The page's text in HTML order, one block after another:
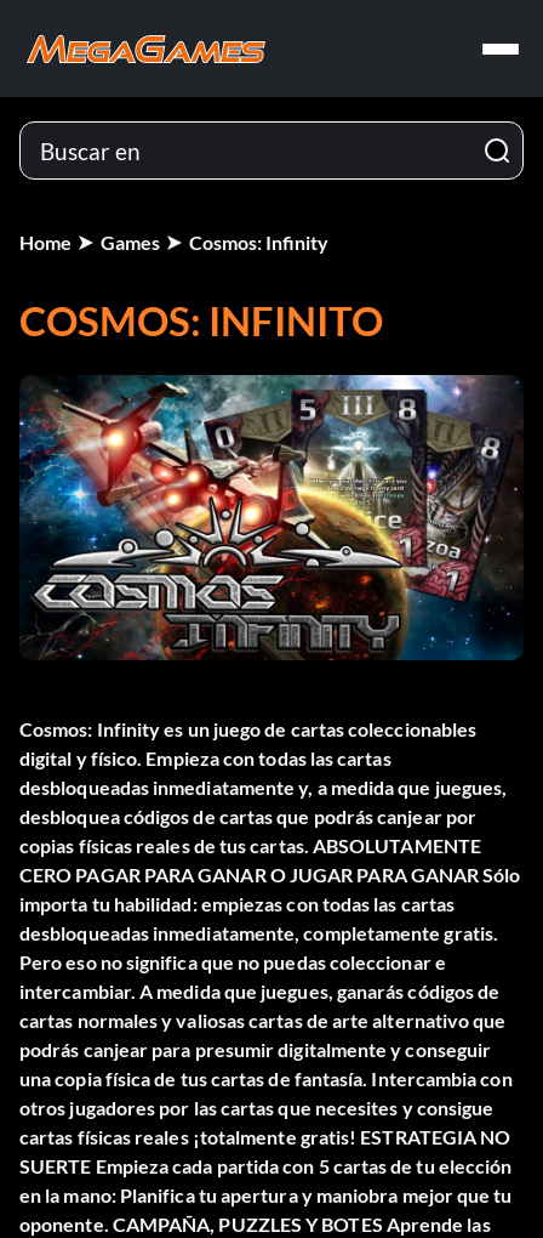
Home Games Cosmos: Infinity
COSMOS: INFINITO
Cosmos: Infinity es un juego de cartas coleccionables
digital y físico. Empieza con todas las cartas
desbloqueadas inmediatamente y, a medida que juegues,
desbloquea códigos de cartas que podrás canjear por
copias físicas reales de tus cartas. ABSOLUTAMENTE
CERO PAGAR PARA GANAR O JUGAR PARA GANAR Sólo
importa tu habilidad: empiezas con todas las cartas
desbloqueadas inmediatamente, completamente gratis.
Pero eso no significa que no puedas coleccionar e
intercambiar. A medida que juegues, ganarás códigos de
cartas normales y valiosas cartas de arte alternativo que
podrás canjear para presumir digitalmente y conseguir
una copia física de tus cartas de fantasía. Intercambia con
otros jugadores por las cartas que necesites y consigue
cartas físicas reales ¡totalmente gratis! ESTRATEGIA NO
SUERTE Empieza cada partida con 5 cartas de tu elección
en la mano: Planifica tu apertura y maniobra mejor que tu
oponente. CAMPAÑA, PUZZLES Y BOTES Aprende las